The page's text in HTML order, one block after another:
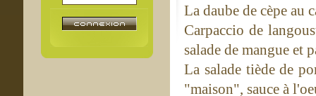
La daube de cèpe au
Carpaccio de
salade de mangue et
La salade tiède de
"maison", sauce à